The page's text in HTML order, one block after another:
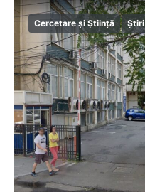
Cercetare și Știință Știri